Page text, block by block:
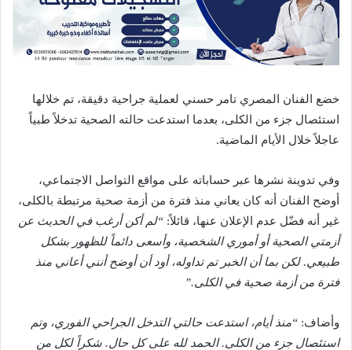
خضع الفنان المصري تامر حسني لعملية جراحية دقيقة، تم خلالها
استئصال جزء من الكلى، بعدما استدعت حالته الصحية تدخلاً طبياً
عاجلاً خلال الأيام الماضية.
وفي تدوينة نشرها عبر حساباته على مواقع التواصل الاجتماعي،
أوضح الفنان أنه كان يعاني منذ فترة من أزمة صحية مرتبطة بالكلى،
غير أنه فضّل عدم الإعلان عنها، قائلاً: “لم أكن أرغب في الحديث عن
أزمتي الصحية أو أموري الشخصية، وأسعى دائماً للظهور بشكل
طبيعي. لكن بما أن الخبر تم تداوله، أود أن أوضح أنني أعاني منذ
فترة من أزمة صحية في الكلى.”
وأضاف: “منذ أيام، استدعت حالتي التدخل الجراحي الفوري، وتم
استئصال جزء من الكلى. الحمد لله على كل حال. شكراً لكل من